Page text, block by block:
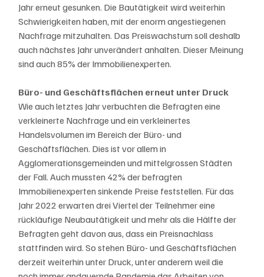
Jahr erneut gesunken. Die Bautätigkeit wird weiterhin
Schwierigkeiten haben, mit der enorm angestiegenen
Nachfrage mitzuhalten. Das Preiswachstum soll deshalb
auch nächstes Jahr unverändert anhalten. Dieser Meinung
sind auch 85% der Immobilienexperten.
Büro- und Geschäftsflächen erneut unter Druck
Wie auch letztes Jahr verbuchten die Befragten eine
verkleinerte Nachfrage und ein verkleinertes
Handelsvolumen im Bereich der Büro- und
Geschäftsflächen. Dies ist vor allem in
Agglomerationsgemeinden und mittelgrossen Städten
der Fall. Auch mussten 42% der befragten
Immobilienexperten sinkende Preise feststellen. Für das
Jahr 2022 erwarten drei Viertel der Teilnehmer eine
rückläufige Neubautätigkeit und mehr als die Hälfte der
Befragten geht davon aus, dass ein Preisnachlass
stattfinden wird. So stehen Büro- und Geschäftsflächen
derzeit weiterhin unter Druck, unter anderem weil die